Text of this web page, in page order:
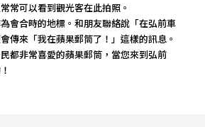
常可以看到觀光客在此拍照。
會合時的地標。和朋友聯絡說「在弘前車
傳來「我在蘋果郵筒了！」這樣的訊息。
都非常喜愛的蘋果郵筒，當您來到弘前